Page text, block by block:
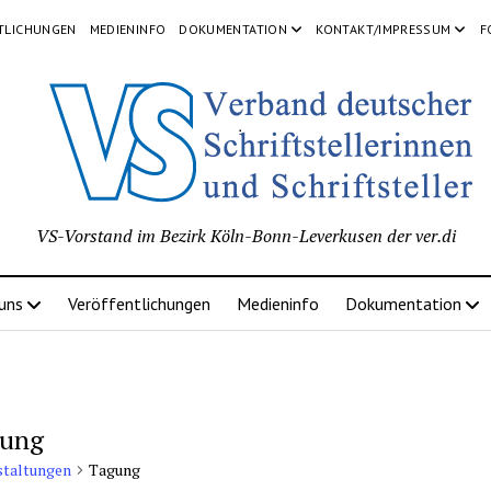
MEDIENINFO DOKUMENTATION KONTAKT/IMPRESSUM
VS-Vorstand im Bezirk Köln-Bonn-Leverkusen der ver.di
Veröffentlichungen Medieninfo Dokumentation
Tagung